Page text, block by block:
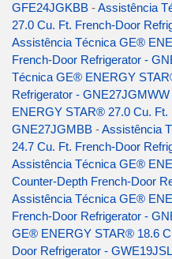
GFE24JGKBB -Assistência
27.0 Cu. Ft. French-Door
Assistência Técnica GE®
French-Door Refrigerator -
Técnica GE® ENERGY
Refrigerator - GNE27JGMWW
ENERGY STAR® 27.0 Cu.
GNE27JGMBB -Assistência
24.7 Cu. Ft. French-Door
Assistência Técnica GE®
Counter-Depth French-Door
Assistência Técnica GE®
French-Door Refrigerator -
GE® ENERGY STAR® 18.6
Door Refrigerator -